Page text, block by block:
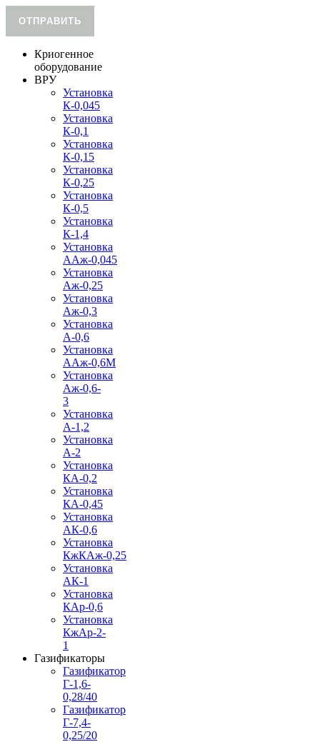
ОТПРАВИТЬ
Криогенное
оборудование
ВРУ
Установка
К-0,045
Установка
К-0,1
Установка
К-0,15
Установка
К-0,25
Установка
К-0,5
Установка
К-1,4
Установка
ААж-0,045
Установка
Аж-0,25
Установка
Аж-0,3
Установка
А-0,6
Установка
ААж-0,6М
Установка
Аж-0,6-
3
Установка
А-1,2
Установка
А-2
Установка
КА-0,2
Установка
КА-0,45
Установка
АК-0,6
Установка
КжКАж-0,25
Установка
АК-1
Установка
КАр-0,6
Установка
КжАр-2-
1
Газификаторы
Газификатор
Г-1,6-
0,28/40
Газификатор
Г-7,4-
0,25/20